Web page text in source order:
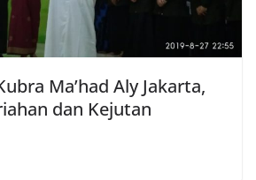
Ma’had Aly Jakarta,
dan Kejutan